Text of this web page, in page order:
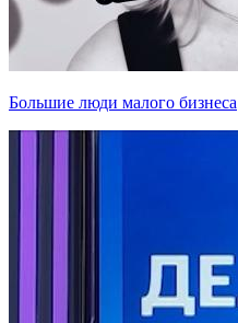
Большие люди малого бизнеса